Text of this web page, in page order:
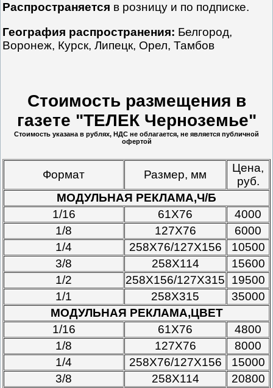
Распространяется в розницу и по подписке.
География распространения: Белгород,
Воронеж, Курск, Липецк, Орел, Тамбов
Стоимость размещения в
газете "ТЕЛЕК Черноземье"
Стоимость указана в рублях, НДС не облагается, не является публичной
офертой
Формат Размер, мм
Цена,
руб.
МОДУЛЬНАЯ РЕКЛАМА,Ч/Б
1/16
61Х76
4000
1/8
127Х76
6000
1/4
258Х76/127Х156
10500
3/8
258Х114
15600
1/2
258Х156/127Х315
19500
1/1
258Х315
35000
МОДУЛЬНАЯ РЕКЛАМА,ЦВЕТ
1/16
61Х76
4800
1/8
127Х76
8000
1/4
258Х76/127Х156
15000
3/8
258Х114
20800